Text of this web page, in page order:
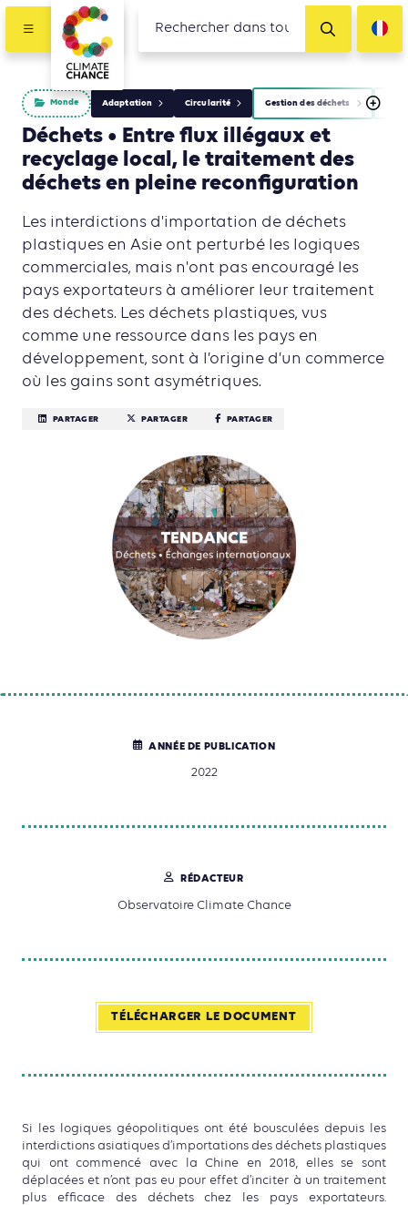
Monde Adaptation Circularité Gestion des déchets
Déchets • Entre flux illégaux et
recyclage local, le traitement des
déchets en pleine reconfiguration
Les interdictions d'importation de déchets
plastiques en Asie ont perturbé les logiques
commerciales, mais n'ont pas encouragé les
pays exportateurs à améliorer leur traitement
des déchets. Les déchets plastiques, vus
comme une ressource dans les pays en
développement, sont à l’origine d’un commerce
où les gains sont asymétriques.
PARTAGER PARTAGER PARTAGER
ANNÉE DE PUBLICATION
2022
RÉDACTEUR
Observatoire Climate Chance
TÉLÉCHARGER LE DOCUMENT
Si les logiques géopolitiques ont été bousculées depuis les
interdictions asiatiques d’importations des déchets plastiques
qui ont commencé avec la Chine en 2018, elles se sont
déplacées et n’ont pas eu pour effet d’inciter à un traitement
plus efficace des déchets chez les pays exportateurs.